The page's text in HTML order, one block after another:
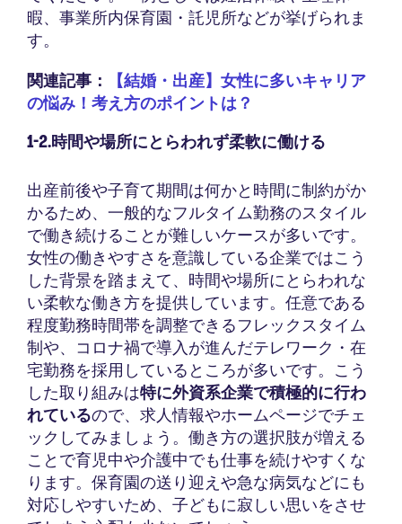
暇、事業所内保育園・託児所などが挙げられま
す。
関連記事：
【結婚・出産】女性に多いキャリア
の悩み！考え方のポイントは？
1-2.時間や場所にとらわれず柔軟に働ける
出産前後や子育て期間は何かと時間に制約がか
かるため、一般的なフルタイム勤務のスタイル
で働き続けることが難しいケースが多いです。
女性の働きやすさを意識している企業ではこう
した背景を踏まえて、時間や場所にとらわれな
い柔軟な働き方を提供しています。任意である
程度勤務時間帯を調整できるフレックスタイム
制や、コロナ禍で導入が進んだテレワーク・在
宅勤務を採用しているところが多いです。こう
した取り組みは特に外資系企業で積極的に行わ
れているので、求人情報やホームページでチェ
ックしてみましょう。働き方の選択肢が増える
ことで育児中や介護中でも仕事を続けやすくな
ります。保育園の送り迎えや急な病気などにも
対応しやすいため、子どもに寂しい思いをさせ